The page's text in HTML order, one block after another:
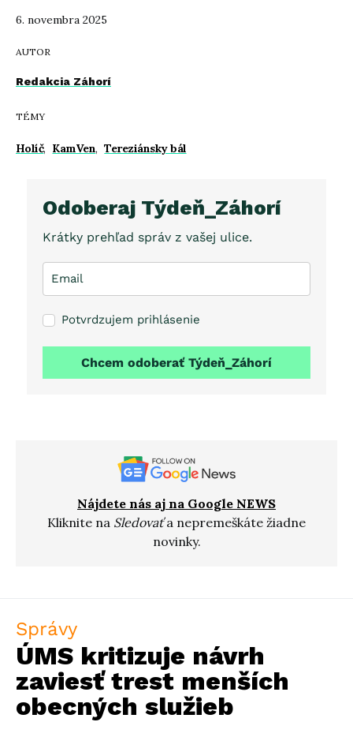
6. novembra 2025
AUTOR
Redakcia Záhorí
TÉMY
Holíč, KamVen, Tereziánsky bál
Odoberaj Týdeň_Záhorí
Krátky prehľad správ z vašej ulice.
Potvrdzujem prihlásenie
Chcem odoberať Týdeň_Záhorí
Nájdete nás aj na Google NEWS
Kliknite na Sledovaťa nepremeškáte žiadne
novinky.
Správy
ÚMS kritizuje návrh
zaviesť trest menších
obecných služieb